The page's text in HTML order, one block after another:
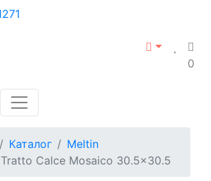
0
Каталог
Meltin
Calce Mosaico 30.5x30.5